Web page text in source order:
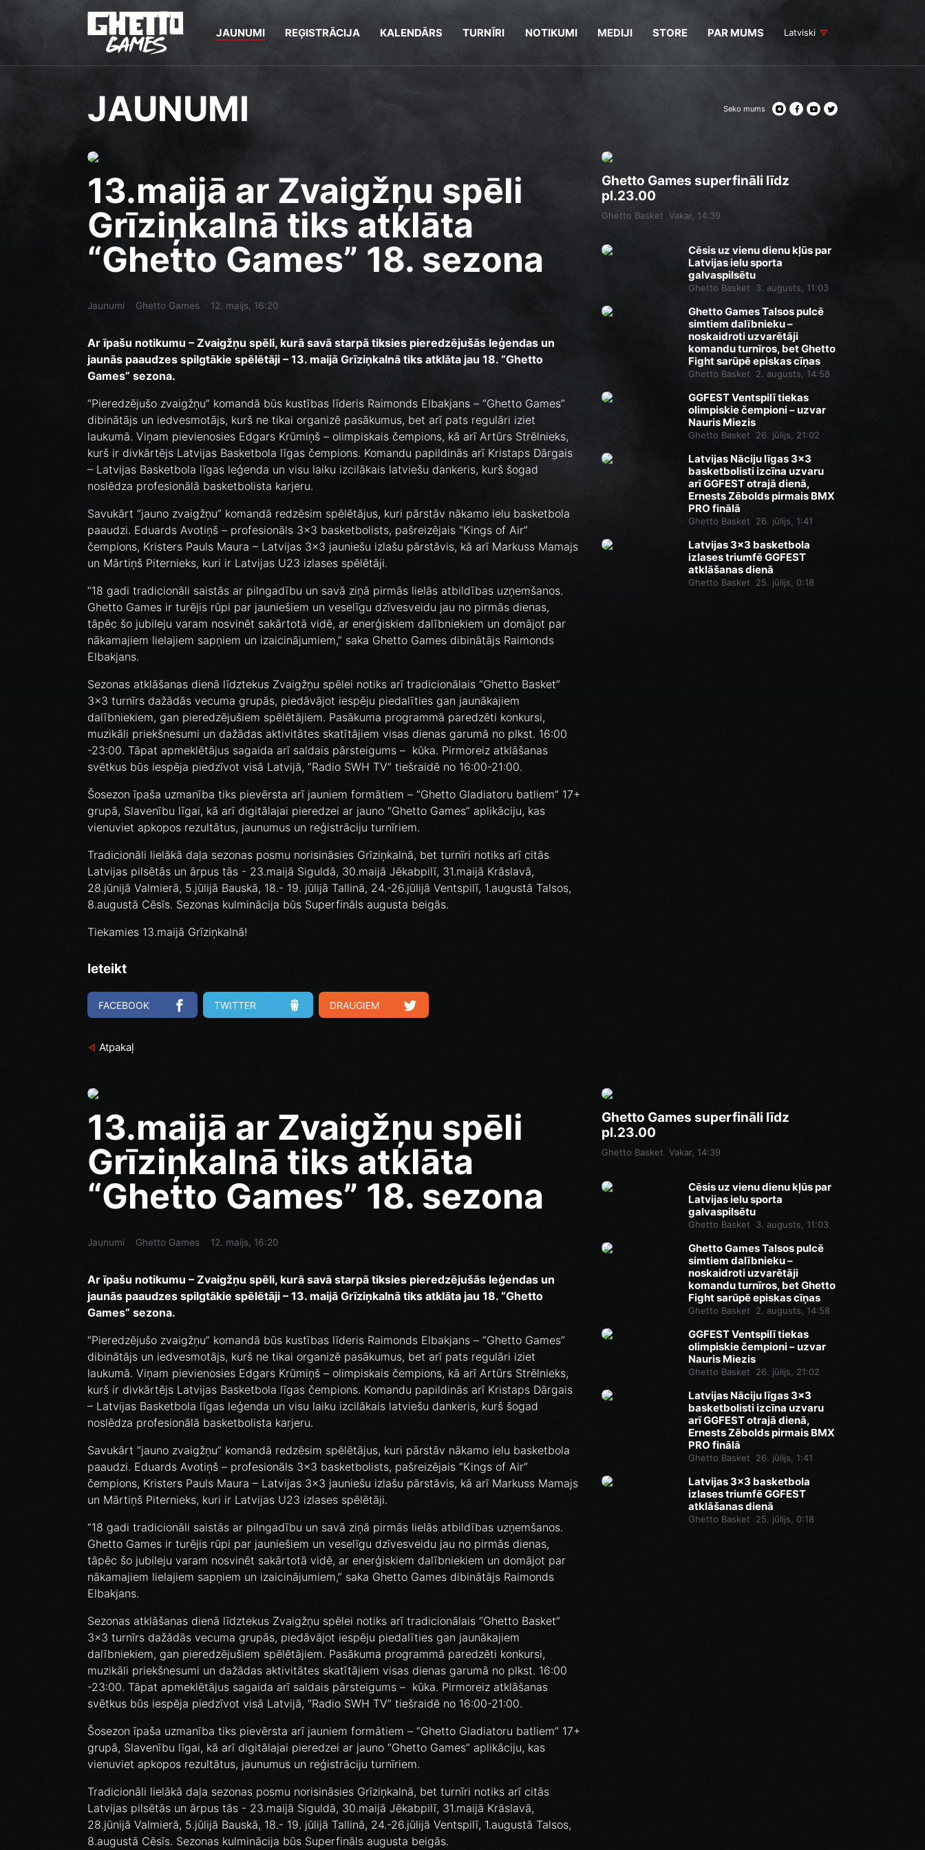
JAUNUMI REĢISTRĀCIJA KALENDĀRS TURNĪRI NOTIKUMI MEDIJI STORE PAR MUMS Latviski
JAUNUMI Seko mums
13.maijā ar Zvaigžņu spēli
Grīziņkalnā tiks atklāta
“Ghetto Games” 18. sezona
Jaunumi Ghetto Games 12. maijs, 16:20
Ar īpašu notikumu – Zvaigžņu spēli, kurā savā starpā tiksies pieredzējušās leģendas un
jaunās paaudzes spilgtākie spēlētāji – 13. maijā Grīziņkalnā tiks atklāta jau 18. “Ghetto
Games” sezona.
“Pieredzējušo zvaigžņu” komandā būs kustības līderis Raimonds Elbakjans – “Ghetto Games”
dibinātājs un iedvesmotājs, kurš ne tikai organizē pasākumus, bet arī pats regulāri iziet
laukumā. Viņam pievienosies Edgars Krūmiņš – olimpiskais čempions, kā arī Artūrs Strēlnieks,
kurš ir divkārtējs Latvijas Basketbola līgas čempions. Komandu papildinās arī Kristaps Dārgais
– Latvijas Basketbola līgas leģenda un visu laiku izcilākais latviešu dankeris, kurš šogad
noslēdza profesionālā basketbolista karjeru.
Savukārt “jauno zvaigžņu” komandā redzēsim spēlētājus, kuri pārstāv nākamo ielu basketbola
paaudzi. Eduards Avotiņš – profesionāls 3x3 basketbolists, pašreizējais “Kings of Air”
čempions, Kristers Pauls Maura – Latvijas 3x3 jauniešu izlašu pārstāvis, kā arī Markuss Mamajs
un Mārtiņš Piternieks, kuri ir Latvijas U23 izlases spēlētāji.
“18 gadi tradicionāli saistās ar pilngadību un savā ziņā pirmās lielās atbildības uzņemšanos.
Ghetto Games ir turējis rūpi par jauniešiem un veselīgu dzīvesveidu jau no pirmās dienas,
tāpēc šo jubileju varam nosvinēt sakārtotā vidē, ar enerģiskiem dalībniekiem un domājot par
nākamajiem lielajiem sapņiem un izaicinājumiem,” saka Ghetto Games dibinātājs Raimonds
Elbakjans.
Sezonas atklāšanas dienā līdztekus Zvaigžņu spēlei notiks arī tradicionālais “Ghetto Basket”
3x3 turnīrs dažādās vecuma grupās, piedāvājot iespēju piedalīties gan jaunākajiem
dalībniekiem, gan pieredzējušiem spēlētājiem. Pasākuma programmā paredzēti konkursi,
muzikāli priekšnesumi un dažādas aktivitātes skatītājiem visas dienas garumā no plkst. 16:00
-23:00. Tāpat apmeklētājus sagaida arī saldais pārsteigums – kūka. Pirmoreiz atklāšanas
svētkus būs iespēja piedzīvot visā Latvijā, “Radio SWH TV” tiešraidē no 16:00-21:00.
Šosezon īpaša uzmanība tiks pievērsta arī jauniem formātiem – “Ghetto Gladiatoru batliem” 17+
grupā, Slavenību līgai, kā arī digitālajai pieredzei ar jauno “Ghetto Games” aplikāciju, kas
vienuviet apkopos rezultātus, jaunumus un reģistrāciju turnīriem.
Tradicionāli lielākā daļa sezonas posmu norisināsies Grīziņkalnā, bet turnīri notiks arī citās
Latvijas pilsētās un ārpus tās - 23.maijā Siguldā, 30.maijā Jēkabpilī, 31.maijā Krāslavā,
28.jūnijā Valmierā, 5.jūlijā Bauskā, 18.- 19. jūlijā Tallinā, 24.-26.jūlijā Ventspilī, 1.augustā Talsos,
8.augustā Cēsīs. Sezonas kulminācija būs Superfināls augusta beigās.
Tiekamies 13.maijā Grīziņkalnā!
Ieteikt
FACEBOOK TWITTER DRAUGIEM
Atpakaļ
Ghetto Games superfināli līdz
pl.23.00
Ghetto Basket Vakar, 14:39
Cēsis uz vienu dienu kļūs par
Latvijas ielu sporta
galvaspilsētu
Ghetto Basket 3. augusts, 11:03
Ghetto Games Talsos pulcē
simtiem dalībnieku –
noskaidroti uzvarētāji
komandu turnīros, bet Ghetto
Fight sarūpē episkas cīņas
Ghetto Basket 2. augusts, 14:58
GGFEST Ventspilī tiekas
olimpiskie čempioni – uzvar
Nauris Miezis
Ghetto Basket 26. jūlijs, 21:02
Latvijas Nāciju līgas 3x3
basketbolisti izcīna uzvaru
arī GGFEST otrajā dienā,
Ernests Zēbolds pirmais BMX
PRO finālā
Ghetto Basket 26. jūlijs, 1:41
Latvijas 3x3 basketbola
izlases triumfē GGFEST
atklāšanas dienā
Ghetto Basket 25. jūlijs, 0:18
13.maijā ar Zvaigžņu spēli
Grīziņkalnā tiks atklāta
“Ghetto Games” 18. sezona
Jaunumi Ghetto Games 12. maijs, 16:20
Ar īpašu notikumu – Zvaigžņu spēli, kurā savā starpā tiksies pieredzējušās leģendas un
jaunās paaudzes spilgtākie spēlētāji – 13. maijā Grīziņkalnā tiks atklāta jau 18. “Ghetto
Games” sezona.
“Pieredzējušo zvaigžņu” komandā būs kustības līderis Raimonds Elbakjans – “Ghetto Games”
dibinātājs un iedvesmotājs, kurš ne tikai organizē pasākumus, bet arī pats regulāri iziet
laukumā. Viņam pievienosies Edgars Krūmiņš – olimpiskais čempions, kā arī Artūrs Strēlnieks,
kurš ir divkārtējs Latvijas Basketbola līgas čempions. Komandu papildinās arī Kristaps Dārgais
– Latvijas Basketbola līgas leģenda un visu laiku izcilākais latviešu dankeris, kurš šogad
noslēdza profesionālā basketbolista karjeru.
Savukārt “jauno zvaigžņu” komandā redzēsim spēlētājus, kuri pārstāv nākamo ielu basketbola
paaudzi. Eduards Avotiņš – profesionāls 3x3 basketbolists, pašreizējais “Kings of Air”
čempions, Kristers Pauls Maura – Latvijas 3x3 jauniešu izlašu pārstāvis, kā arī Markuss Mamajs
un Mārtiņš Piternieks, kuri ir Latvijas U23 izlases spēlētāji.
“18 gadi tradicionāli saistās ar pilngadību un savā ziņā pirmās lielās atbildības uzņemšanos.
Ghetto Games ir turējis rūpi par jauniešiem un veselīgu dzīvesveidu jau no pirmās dienas,
tāpēc šo jubileju varam nosvinēt sakārtotā vidē, ar enerģiskiem dalībniekiem un domājot par
nākamajiem lielajiem sapņiem un izaicinājumiem,” saka Ghetto Games dibinātājs Raimonds
Elbakjans.
Sezonas atklāšanas dienā līdztekus Zvaigžņu spēlei notiks arī tradicionālais “Ghetto Basket”
3x3 turnīrs dažādās vecuma grupās, piedāvājot iespēju piedalīties gan jaunākajiem
dalībniekiem, gan pieredzējušiem spēlētājiem. Pasākuma programmā paredzēti konkursi,
muzikāli priekšnesumi un dažādas aktivitātes skatītājiem visas dienas garumā no plkst. 16:00
-23:00. Tāpat apmeklētājus sagaida arī saldais pārsteigums – kūka. Pirmoreiz atklāšanas
svētkus būs iespēja piedzīvot visā Latvijā, “Radio SWH TV” tiešraidē no 16:00-21:00.
Šosezon īpaša uzmanība tiks pievērsta arī jauniem formātiem – “Ghetto Gladiatoru batliem” 17+
grupā, Slavenību līgai, kā arī digitālajai pieredzei ar jauno “Ghetto Games” aplikāciju, kas
vienuviet apkopos rezultātus, jaunumus un reģistrāciju turnīriem.
Tradicionāli lielākā daļa sezonas posmu norisināsies Grīziņkalnā, bet turnīri notiks arī citās
Latvijas pilsētās un ārpus tās - 23.maijā Siguldā, 30.maijā Jēkabpilī, 31.maijā Krāslavā,
28.jūnijā Valmierā, 5.jūlijā Bauskā, 18.- 19. jūlijā Tallinā, 24.-26.jūlijā Ventspilī, 1.augustā Talsos,
8.augustā Cēsīs. Sezonas kulminācija būs Superfināls augusta beigās.
Ghetto Games superfināli līdz
pl.23.00
Ghetto Basket Vakar, 14:39
Cēsis uz vienu dienu kļūs par
Latvijas ielu sporta
galvaspilsētu
Ghetto Basket 3. augusts, 11:03
Ghetto Games Talsos pulcē
simtiem dalībnieku –
noskaidroti uzvarētāji
komandu turnīros, bet Ghetto
Fight sarūpē episkas cīņas
Ghetto Basket 2. augusts, 14:58
GGFEST Ventspilī tiekas
olimpiskie čempioni – uzvar
Nauris Miezis
Ghetto Basket 26. jūlijs, 21:02
Latvijas Nāciju līgas 3x3
basketbolisti izcīna uzvaru
arī GGFEST otrajā dienā,
Ernests Zēbolds pirmais BMX
PRO finālā
Ghetto Basket 26. jūlijs, 1:41
Latvijas 3x3 basketbola
izlases triumfē GGFEST
atklāšanas dienā
Ghetto Basket 25. jūlijs, 0:18